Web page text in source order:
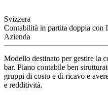
Svizzera
Contabilità in partita doppia con
Azienda
Modello destinato per gestire la
bar. Piano contabile ben
gruppi di costo e di ricavo e
e redditività.